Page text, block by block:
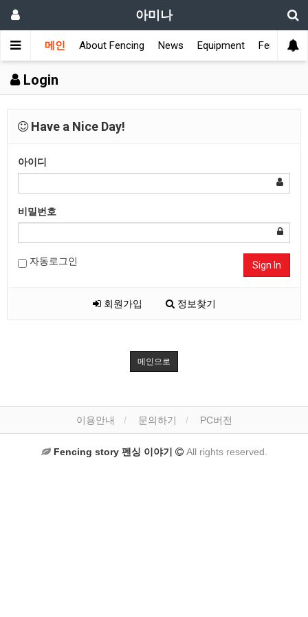
아미나
메인 About Fencing News Equipment Fencing
Login
Have a Nice Day!
아이디
비밀번호
자동로그인 Sign In
회원가입 정보찾기
메인으로
이용안내 문의하기 PC버전
Fencing story 펜싱 이야기 All rights reserved.